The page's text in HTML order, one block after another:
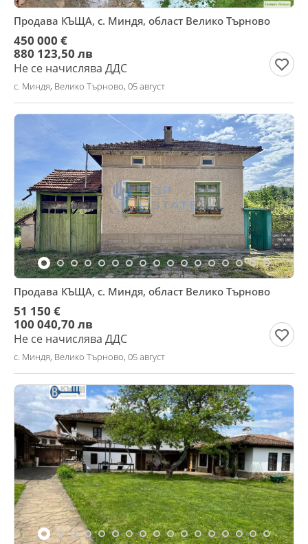
Продава КЪЩА, с. Миндя, област Велико Търново
450 000 €
880 123,50 лв
Не се начислява ДДС
с. Миндя, Велико Търново, 05 август
Продава КЪЩА, с. Миндя, област Велико Търново
51 150 €
100 040,70 лв
Не се начислява ДДС
с. Миндя, Велико Търново, 05 август